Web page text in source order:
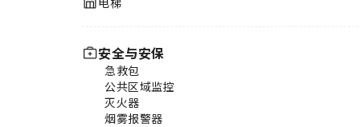
安全与安保
急救包
公共区域监控
灭火器
烟雾报警器